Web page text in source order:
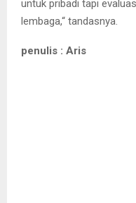
untuk pribadi tapi
lembaga,“ tandasnya.
penulis : Aris